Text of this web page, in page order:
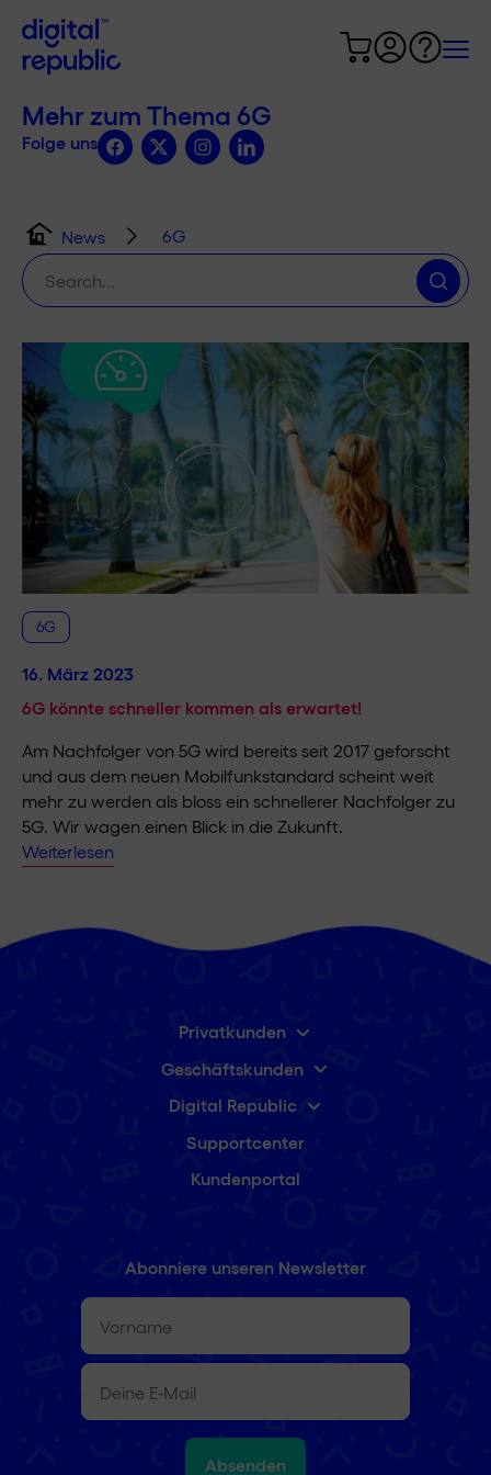
Mehr zum Thema 6G
Folge uns
News
6G
Suche
nach:
6G
16. März 2023
6G könnte schneller kommen als erwartet!
Am Nachfolger von 5G wird bereits seit 2017 geforscht
und aus dem neuen Mobilfunkstandard scheint weit
mehr zu werden als bloss ein schnellerer Nachfolger zu
5G. Wir wagen einen Blick in die Zukunft.
Weiterlesen
Privatkunden
Geschäftskunden
Digital Republic
Supportcenter
Kundenportal
Abonniere unseren Newsletter
Vorname
E-
Mail(erforderlich)
Absenden